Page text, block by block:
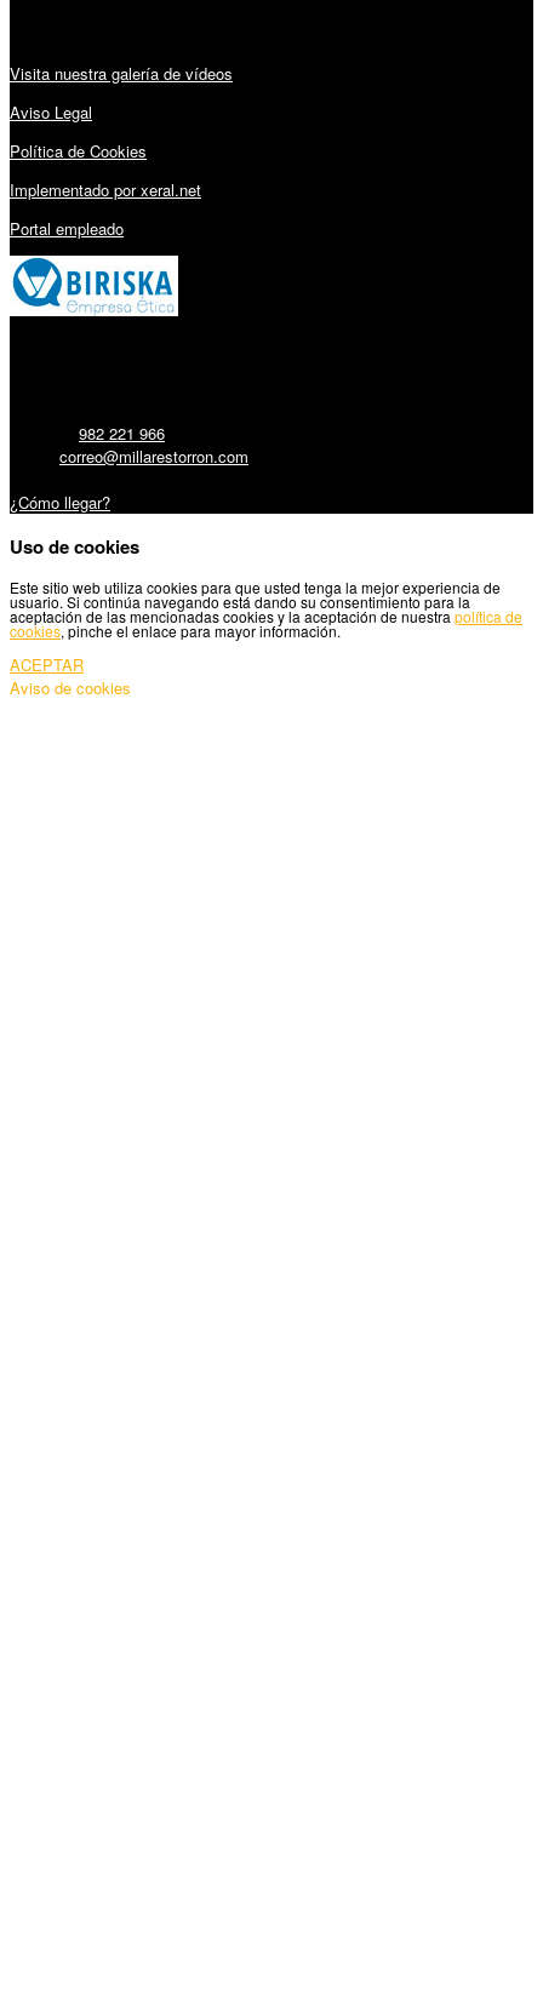
Visita nuestra galería de vídeos
Aviso Legal
Política de Cookies
Implementado por xeral.net
Portal empleado
982 221 966
correo@millarestorron.com
¿Cómo llegar?
Uso de cookies
Este sitio web utiliza cookies para que usted tenga la mejor experiencia de
usuario. Si continúa navegando está dando su consentimiento para la
aceptación de las mencionadas cookies y la aceptación de nuestra política de
cookies, pinche el enlace para mayor información.
ACEPTAR
Aviso de cookies